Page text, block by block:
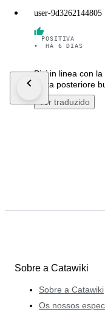
user-9d3262144805
POSITIVA
•
HÁ 6 DIAS
Bici in linea con
ruota posteriore
Ver traduzido
Sobre a Catawiki
Sobre a Catawiki
Os nossos